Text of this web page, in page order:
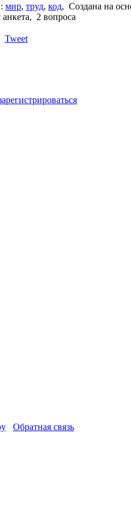
мир, труд, код, Создана на
анкета, 2 вопроса
Tweet
Обратная связь